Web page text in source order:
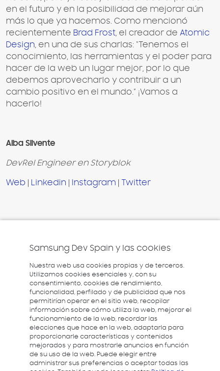
en el futuro y en la posibilidad de mejorar aún
más lo que ya hacemos. Como mencionó
recientemente Brad Frost, el creador de Atomic
Design, en una de sus charlas: “Tenemos el
conocimiento, las herramientas y el poder para
hacer de la web un lugar mejor, por lo que
debemos aprovecharlo y contribuir a un
cambio positivo en el mundo.” ¡Vamos a
hacerlo!
Alba Silvente
DevRel Engineer en Storyblok
Web Linkedin Instagram Twitter
Samsung Dev Spain y las cookies
Nuestra web usa cookies propias y de terceros.
Utilizamos cookies esenciales y, con su
consentimiento, cookies de rendimiento,
funcionalidad, perfilado y de publicidad que nos
permitirían operar en el sitio web, recopilar
información sobre cómo utiliza la web, mejorar el
funcionamiento de la web, recordar las
elecciones que hace en la web, adaptarla para
proporcionarle características y contenidos
mejorados y para mostrarle anuncios en función
de su uso de la web. Puede elegir entre
administrar sus preferencias o aceptar todas las